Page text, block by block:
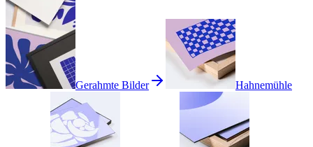
Gerahmte Bilder Hahnemühle